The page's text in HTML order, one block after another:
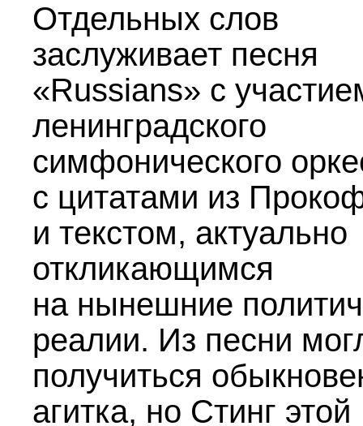
Отдельных слов
заслуживает песня
«Russians» с
ленинградского
симфонического
с цитатами из
и текстом, актуально
откликающимся
на нынешние
реалии. Из песни
получиться
агитка, но Стинг этой